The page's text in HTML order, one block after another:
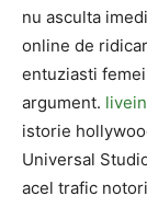
nu asculta
online de
entuziasti
argument.
istorie
Universal
acel trafic